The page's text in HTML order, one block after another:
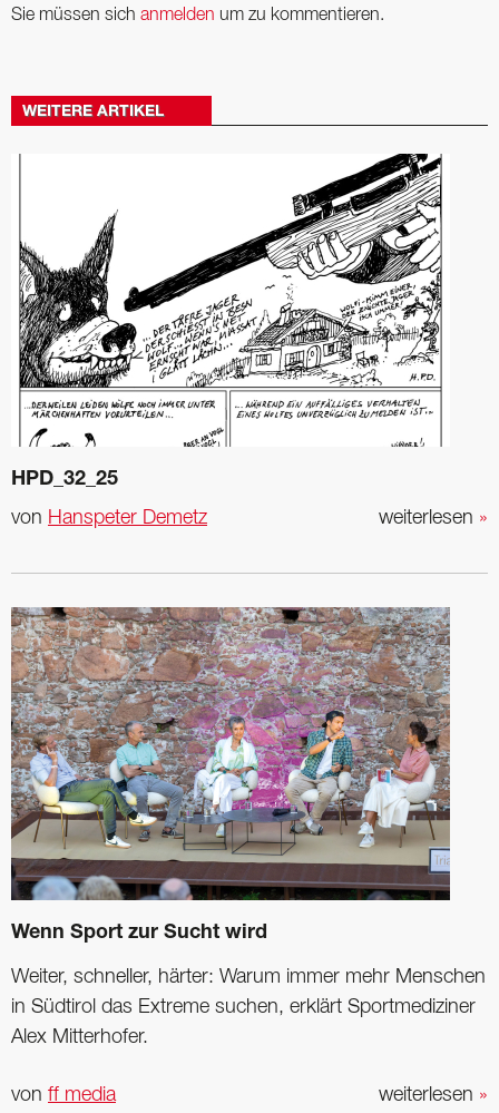
Sie müssen sich anmelden um zu kommentieren.
WEITERE ARTIKEL
HPD_32_25
weiterlesen »
von Hanspeter Demetz
Wenn Sport zur Sucht wird
Weiter, schneller, härter: Warum immer mehr Menschen
in Südtirol das Extreme suchen, erklärt Sportmediziner
Alex Mitterhofer.
weiterlesen »
von ff media